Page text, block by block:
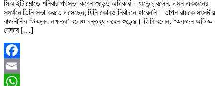
সিআইটি মোড়ে শনিবার পথসভা করেন শুভেন্দু অধিকারী। শুভেন্দু বলেন, এমন একজনের
সমর্থনে তিনি সভা করতে এসেছেন, যিনি কোনও নির্বাচনে হারেননি। তাপস রায়কে সংসদীয়
রাজনীতির ‘উজ্জ্বল নক্ষত্র’ বলেও মন্তব্য করেন শুভেন্দু। তিনি বলেন, “একজন অভিজ্ঞ
নেতার […]
Facebook
Email